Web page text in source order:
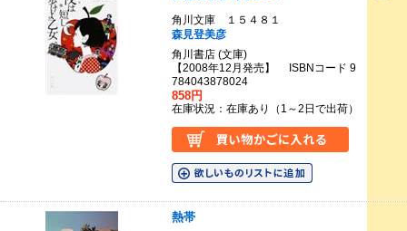
角川文庫 １５４８１
森見登美彦
角川書店 (文庫)
【2008年12月発売】 ISBNコード 9
784043878024
858円
在庫状況：在庫あり（1～2日で出荷）
熱帯